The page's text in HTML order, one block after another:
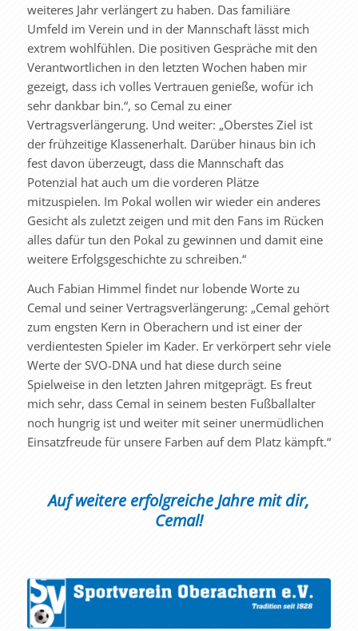
weiteres Jahr verlängert zu haben. Das familiäre
Umfeld im Verein und in der Mannschaft lässt mich
extrem wohlfühlen. Die positiven Gespräche mit den
Verantwortlichen in den letzten Wochen haben mir
gezeigt, dass ich volles Vertrauen genieße, wofür ich
sehr dankbar bin.“, so Cemal zu einer
Vertragsverlängerung. Und weiter: „Oberstes Ziel ist
der frühzeitige Klassenerhalt. Darüber hinaus bin ich
fest davon überzeugt, dass die Mannschaft das
Potenzial hat auch um die vorderen Plätze
mitzuspielen. Im Pokal wollen wir wieder ein anderes
Gesicht als zuletzt zeigen und mit den Fans im Rücken
alles dafür tun den Pokal zu gewinnen und damit eine
weitere Erfolgsgeschichte zu schreiben.“
Auch Fabian Himmel findet nur lobende Worte zu
Cemal und seiner Vertragsverlängerung: „Cemal gehört
zum engsten Kern in Oberachern und ist einer der
verdientesten Spieler im Kader. Er verkörpert sehr viele
Werte der SVO-DNA und hat diese durch seine
Spielweise in den letzten Jahren mitgeprägt. Es freut
mich sehr, dass Cemal in seinem besten Fußballalter
noch hungrig ist und weiter mit seiner unermüdlichen
Einsatzfreude für unsere Farben auf dem Platz kämpft.“
Auf weitere erfolgreiche Jahre mit dir,
Cemal!